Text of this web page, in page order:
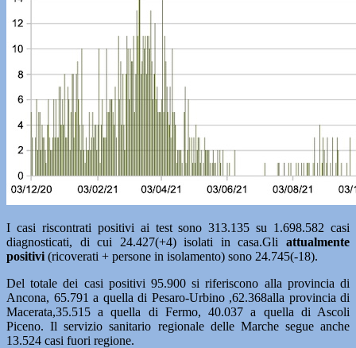
I casi riscontrati positivi ai test sono 313.135 su 1.698.582 casi
diagnosticati, di cui 24.427(+4) isolati in casa.Gli attualmente
positivi (ricoverati + persone in isolamento) sono 24.745(-18).
Del totale dei casi positivi 95.900 si riferiscono alla provincia di
Ancona, 65.791 a quella di Pesaro-Urbino ,62.368alla provincia di
Macerata,35.515 a quella di Fermo, 40.037 a quella di Ascoli
Piceno. Il servizio sanitario regionale delle Marche segue anche
13.524 casi fuori regione.